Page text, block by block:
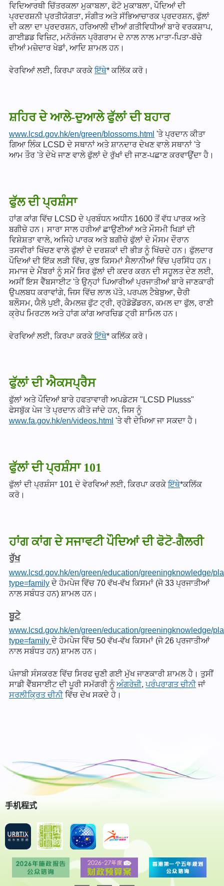
ਵਿਦਿਆਰਥੀ ਚਿੱਤਰਕਲਾ ਮੁਕਾਬਲਾ, ਫੋਟੋ ਮੁਕਾਬਲਾ, ਪੌਦਿਆਂ ਦੀ
ਪ੍ਰਦਰਸ਼ਨੀ ਪ੍ਰਤੀਯੋਗਤਾ, ਸੰਗੀਤ ਅਤੇ ਸੱਭਿਆਚਾਰਕ ਪ੍ਰਦਰਸ਼ਨ, ਫੁੱਲਾਂ
ਦੀ ਕਲਾ ਦਾ ਪ੍ਰਦਰਸ਼ਨ, ਹਰਿਆਲੀ ਦੀਆਂ ਗਤੀਵਿਧੀਆਂ ਬਾਰੇ ਵਰਕਸ਼ਾਪ,
ਗਾਈਡਡ ਵਿਜ਼ਿਟ, ਮਨੋਰੰਜਨ ਪ੍ਰੋਗਰਾਮ ਦੇ ਨਾਲ ਨਾਲ ਮਾਤਾ-ਪਿਤਾ-ਬੱਚੇ
ਦੀਆਂ ਮਜ਼ੇਦਾਰ ਖੇਡਾਂ, ਆਦਿ ਸ਼ਾਮਲ ਹਨ।
ਵੇਰਵਿਆਂ ਲਈ, ਕਿਰਪਾ ਕਰਕੇਇੱਥੇ* ਕਲਿੱਕ ਕਰੋ।
ਸ਼ਹਿਰ ਦੇ ਆਲੇ-ਦੁਆਲੇ ਫੁੱਲਾਂ ਦੀ ਬਹਾਰ
www.lcsd.gov.hk/en/green/blossoms.html 'ਤੇ ਪ੍ਰਦਾਨ ਕੀਤਾ
ਗਿਆ ਲਿੰਕ LCSD ਦੇ ਸਥਾਨਾਂ ਅਤੇ ਸ਼ਾਨਦਾਰ ਦੇਖਣ ਵਾਲੇ ਸਥਾਨਾਂ 'ਤੇ
ਆਮ ਤੌਰ 'ਤੇ ਦੇਖੇ ਜਾਣ ਵਾਲੇ ਫੁੱਲਾਂ ਦੇ ਰੁੱਖਾਂ ਦੀ ਜਾਣ-ਪਛਾਣ ਕਰਵਾਉਂਦਾ ਹੈ।
ਫੁੱਲ ਦੀ ਪ੍ਰਸ਼ੰਸਾ
ਹਾਂਗ ਕਾਂਗ ਵਿੱਚ LCSD ਦੇ ਪ੍ਰਬੰਧਨ ਅਧੀਨ 1600 ਤੋਂ ਵੱਧ ਪਾਰਕ ਅਤੇ
ਬਗੀਚੇ ਹਨ। ਸਾਰਾ ਸਾਲ ਹਰੀਆਂ ਛਾਉਣੀਆਂ ਅਤੇ ਮੌਸਮੀ ਖਿੜਾਂ ਦੀ
ਵਿਸ਼ੇਸ਼ਤਾ ਵਾਲੇ, ਅਜਿਹੇ ਪਾਰਕ ਅਤੇ ਬਗੀਚੇ ਫੁੱਲਾਂ ਦੇ ਮੌਸਮ ਦੌਰਾਨ
ਤਸਵੀਰਾਂ ਖਿੱਚਣ ਵਾਲੇ ਫੁੱਲਾਂ ਦੇ ਦਰਸ਼ਕਾਂ ਦੀ ਭੀੜ ਨੂੰ ਖਿੱਚਦੇ ਹਨ। ਫੁੱਲਦਾਰ
ਪੌਦਿਆਂ ਦੀ ਇੱਕ ਲੜੀ ਵਿੱਚ, ਕੁਝ ਕਿਸਮਾਂ ਸੈਲਾਨੀਆਂ ਵਿੱਚ ਪ੍ਰਸਿੱਧ ਹਨ।
ਸਮਾਜ ਦੇ ਮੈਂਬਰਾਂ ਨੂੰ ਸਮੇਂ ਸਿਰ ਫੁੱਲਾਂ ਦੀ ਕਦਰ ਕਰਨ ਦੀ ਸਹੂਲਤ ਦੇਣ ਲਈ,
ਅਸੀਂ ਇਸ ਵੈੱਬਸਾਈਟ 'ਤੇ ਉਨ੍ਹਾਂ ਪਿਆਰੀਆਂ ਪ੍ਰਜਾਤੀਆਂ ਬਾਰੇ ਜਾਣਕਾਰੀ
ਉਪਲਬਧ ਕਰਾਵਾਂਗੇ, ਜਿਸ ਵਿੱਚ ਲਾਲ ਪੱਤੇ, ਪਰਪਲ ਟੈਬੇਬੁਆ, ਚੈਰੀ
ਬਲੌਸਮ, ਯੈਲੋ ਪੁਈ, ਕੈਮਲਜ਼ ਫੁੱਟ ਟ੍ਰੀ, ਰ੍ਹੋਡੋਡੇਂਡਰਨ, ਕਮਲ ਦਾ ਫੁੱਲ, ਰਾਣੀ
ਕ੍ਰੇਪ ਮਿਰਟਲ ਅਤੇ ਹਾਂਗ ਕਾਂਗ ਆਰਚਿਡ ਟ੍ਰੀ ਸ਼ਾਮਿਲ ਹਨ।
ਵੇਰਵਿਆਂ ਲਈ, ਕਿਰਪਾ ਕਰਕੇਇੱਥੇ* ਕਲਿੱਕ ਕਰੋ।
ਫੁੱਲਾਂ ਦੀ ਐਕਸਪ੍ਰੈਸ
ਫੁੱਲਾਂ ਅਤੇ ਪੌਦਿਆਂ ਬਾਰੇ ਹਫਤਾਵਾਰੀ ਅਪਡੇਟਸ "LCSD Plusss"
ਫੇਸਬੁੱਕ ਪੇਜ 'ਤੇ ਪ੍ਰਦਾਨ ਕੀਤੇ ਜਾਂਦੇ ਹਨ, ਜਿਸ ਨੂੰ
www.fa.gov.hk/en/videos.html 'ਤੇ ਵੀ ਦੇਖਿਆ ਜਾ ਸਕਦਾ ਹੈ।
ਫੁੱਲਾਂ ਦੀ ਪ੍ਰਸ਼ੰਸਾ 101
ਫੁੱਲਾਂ ਦੀ ਪ੍ਰਸ਼ੰਸਾ 101 ਦੇ ਵੇਰਵਿਆਂ ਲਈ, ਕਿਰਪਾ ਕਰਕੇਇੱਥੇ*ਕਲਿੱਕ
ਕਰੋ।
ਹਾਂਗ ਕਾਂਗ ਦੇ ਸਜਾਵਟੀ ਪੌਦਿਆਂ ਦੀ ਫੋਟੋ-ਗੈਲਰੀ
ਰੁੱਖ
www.lcsd.gov.hk/en/green/education/greeningknowledge/
type=family ਦੇ ਹੋਮਪੇਜ ਵਿੱਚ 70 ਵੱਖ-ਵੱਖ ਕਿਸਮਾਂ (ਜੋ 33 ਪ੍ਰਜਾਤੀਆਂ
ਨਾਲ ਸਬੰਧਤ ਹਨ) ਸ਼ਾਮਲ ਹਨ।
ਬੂਟੇ
www.lcsd.gov.hk/en/green/education/greeningknowledge/
type=family ਦੇ ਹੋਮਪੇਜ ਵਿੱਚ 50 ਵੱਖ-ਵੱਖ ਕਿਸਮਾਂ (ਜੋ 26 ਪ੍ਰਜਾਤੀਆਂ
ਨਾਲ ਸਬੰਧਤ ਹਨ) ਸ਼ਾਮਲ ਹਨ।
ਪੰਜਾਬੀ ਸੰਸਕਰਣ ਵਿੱਚ ਸਿਰਫ ਚੁਣੀ ਗਈ ਮੁੱਖ ਜਾਣਕਾਰੀ ਸ਼ਾਮਲ ਹੈ। ਤੁਸੀਂ
ਸਾਡੀ ਵੈੱਬਸਾਈਟ ਦੀ ਪੂਰੀ ਸਮੱਗਰੀ ਨੂੰਅੰਗਰੇਜ਼ੀ,ਪਰੰਪਰਾਗਤ ਚੀਨੀਜਾਂ
ਸਰਲੀਕ੍ਰਿਤ ਚੀਨੀਵਿੱਚ ਦੇਖ ਸਕਦੇ ਹੋ।
手机程式